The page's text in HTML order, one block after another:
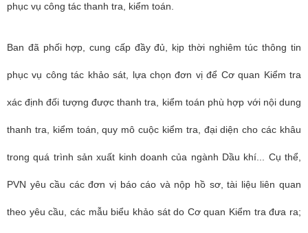
phục vụ công tác thanh tra, kiểm toán.
Ban đã phối hợp, cung cấp đầy đủ, kịp thời nghiêm túc thông tin
phục vụ công tác khảo sát, lựa chọn đơn vị để Cơ quan Kiểm tra
xác định đối tượng được thanh tra, kiểm toán phù hợp với nội dung
thanh tra, kiểm toán, quy mô cuộc kiểm tra, đại diện cho các khâu
trong quá trình sản xuất kinh doanh của ngành Dầu khí... Cụ thể,
PVN yêu cầu các đơn vị báo cáo và nộp hồ sơ, tài liệu liên quan
theo yêu cầu, các mẫu biểu khảo sát do Cơ quan Kiểm tra đưa ra;